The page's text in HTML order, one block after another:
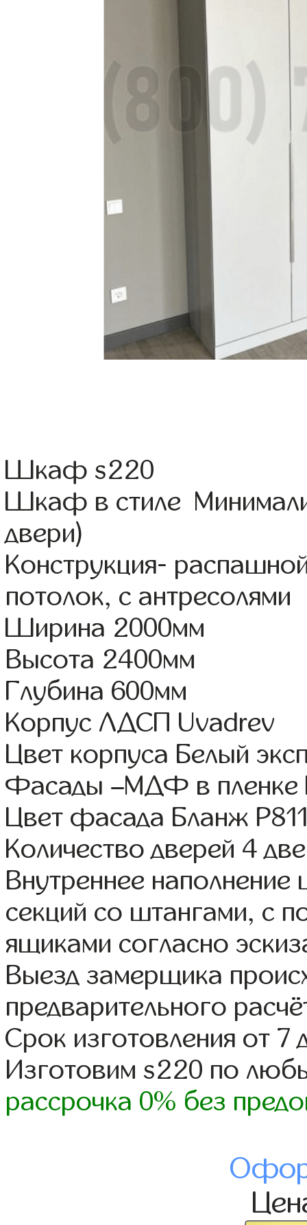
Шкаф s220
Шкаф в стиле
двери)
Конструкция-
потолок, с антресолями
Ширина 2000мм
Высота 2400мм
Глубина 600мм
Корпус ЛДСП Uvadrev
Цвет корпуса Белый
Фасады –МДФ в пленке
Цвет фасада Бланж
Количество дверей 4
Внутреннее
секций со штангами, с
ящиками согласно
Выезд замерщика
предварительного
Срок изготовления от 7
Изготовим s220 по
рассрочка 0% без